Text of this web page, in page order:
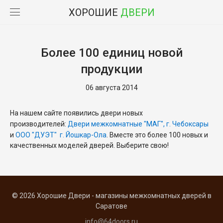
ХОРОШИЕ ДВЕРИ
Более 100 единиц новой
продукции
06 августа 2014
На нашем сайте появились двери новых
производителей: Двери межкомнатные "МАГ", г. Чебоксары
и ООО "ДУЭТ" г. Йошкар-Ола . Вместе это более 100 новых и
качественных моделей дверей. Выберите свою!
© 2026 Хорошие Двери - магазины межкомнатных дверей в
Саратове